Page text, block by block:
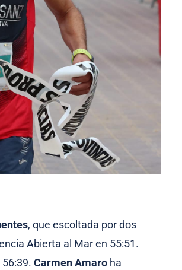
, que escoltada por dos
Abierta al Mar en 55:51.
Carmen Amaro ha